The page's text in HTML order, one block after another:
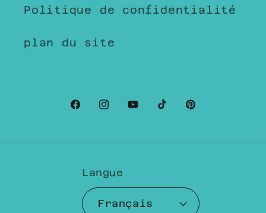
Politique de confidentialité
plan du site
Facebook
Instagram
YouTubeTikTokPinterest
Langue
Français